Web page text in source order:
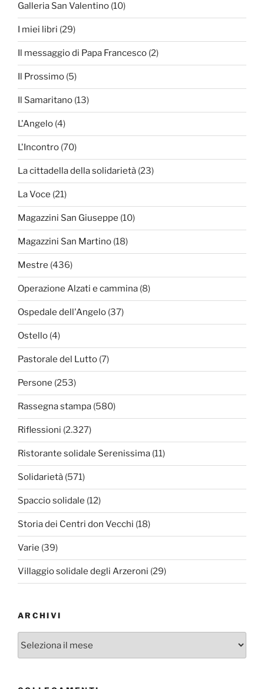
Galleria San Valentino (10)
I miei libri (29)
Il messaggio di Papa Francesco (2)
Il Prossimo (5)
Il Samaritano (13)
L'Angelo (4)
L'Incontro (70)
La cittadella della solidarietà (23)
La Voce (21)
Magazzini San Giuseppe (10)
Magazzini San Martino (18)
Mestre (436)
Operazione Alzati e cammina (8)
Ospedale dell'Angelo (37)
Ostello (4)
Pastorale del Lutto (7)
Persone (253)
Rassegna stampa (580)
Riflessioni (2.327)
Ristorante solidale Serenissima (11)
Solidarietà (571)
Spaccio solidale (12)
Storia dei Centri don Vecchi (18)
Varie (39)
Villaggio solidale degli Arzeroni (29)
ARCHIVI
Archivi